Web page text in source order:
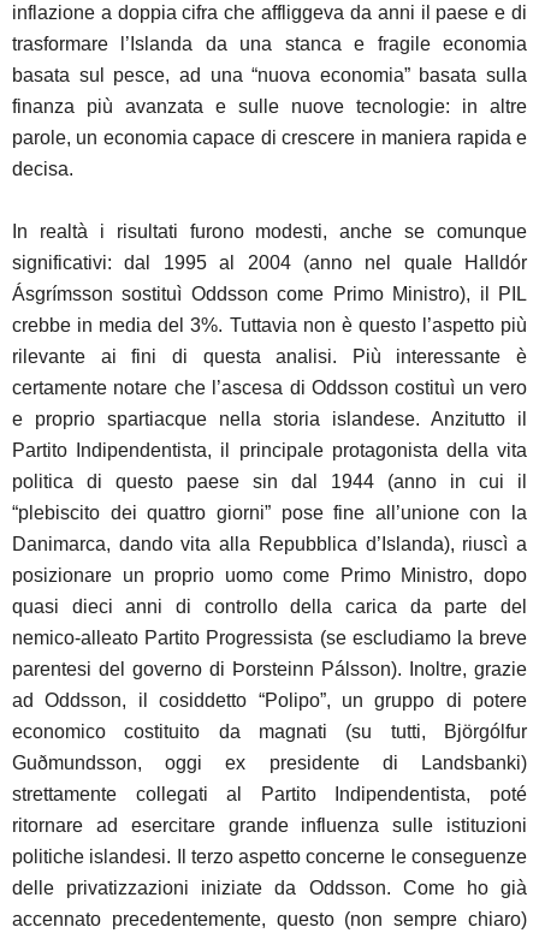
inflazione a doppia cifra che affliggeva da anni il paese e di
trasformare l’Islanda da una stanca e fragile economia
basata sul pesce, ad una “nuova economia” basata sulla
finanza più avanzata e sulle nuove tecnologie: in altre
parole, un economia capace di crescere in maniera rapida e
decisa.
In realtà i risultati furono modesti, anche se comunque
significativi: dal 1995 al 2004 (anno nel quale Halldór
Ásgrímsson sostituì Oddsson come Primo Ministro), il PIL
crebbe in media del 3%. Tuttavia non è questo l’aspetto più
rilevante ai fini di questa analisi. Più interessante è
certamente notare che l’ascesa di Oddsson costituì un vero
e proprio spartiacque nella storia islandese. Anzitutto il
Partito Indipendentista, il principale protagonista della vita
politica di questo paese sin dal 1944 (anno in cui il
“plebiscito dei quattro giorni” pose fine all’unione con la
Danimarca, dando vita alla Repubblica d’Islanda), riuscì a
posizionare un proprio uomo come Primo Ministro, dopo
quasi dieci anni di controllo della carica da parte del
nemico-alleato Partito Progressista (se escludiamo la breve
parentesi del governo di Þorsteinn Pálsson). Inoltre, grazie
ad Oddsson, il cosiddetto “Polipo”, un gruppo di potere
economico costituito da magnati (su tutti, Björgólfur
Guðmundsson, oggi ex presidente di Landsbanki)
strettamente collegati al Partito Indipendentista, poté
ritornare ad esercitare grande influenza sulle istituzioni
politiche islandesi. Il terzo aspetto concerne le conseguenze
delle privatizzazioni iniziate da Oddsson. Come ho già
accennato precedentemente, questo (non sempre chiaro)